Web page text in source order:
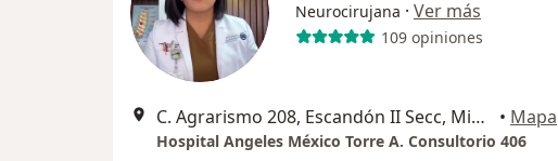
Neurocirujana · Ver más
109 opiniones
C. Agrarismo 208, Escandón II Secc, Miguel Hidalgo, Ciudad de México • Mapa
Hospital Angeles México Torre A. Consultorio 406